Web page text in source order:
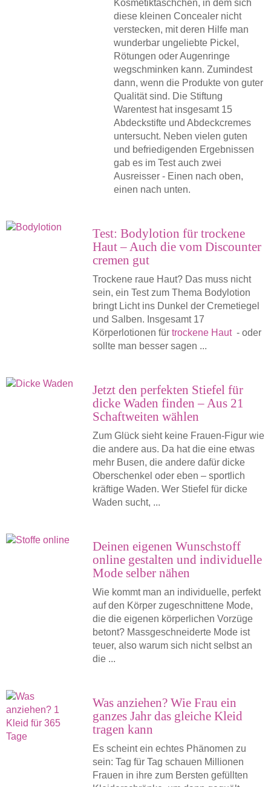
Kosmetiktäschchen, in dem sich
diese kleinen Concealer nicht
verstecken, mit deren Hilfe man
wunderbar ungeliebte Pickel,
Rötungen oder Augenringe
wegschminken kann. Zumindest
dann, wenn die Produkte von guter
Qualität sind. Die Stiftung
Warentest hat insgesamt 15
Abdeckstifte und Abdeckcremes
untersucht. Neben vielen guten
und befriedigenden Ergebnissen
gab es im Test auch zwei
Ausreisser - Einen nach oben,
einen nach unten.
Test: Bodylotion für trockene
Haut – Auch die vom Discounter
cremen gut
Trockene raue Haut? Das muss nicht
sein, ein Test zum Thema Bodylotion
bringt Licht ins Dunkel der Cremetiegel
und Salben. Insgesamt 17
Körperlotionen für trockene Haut- oder
sollte man besser sagen ...
Jetzt den perfekten Stiefel für
dicke Waden finden – Aus 21
Schaftweiten wählen
Zum Glück sieht keine Frauen-Figur wie
die andere aus. Da hat die eine etwas
mehr Busen, die andere dafür dicke
Oberschenkel oder eben – sportlich
kräftige Waden. Wer Stiefel für dicke
Waden sucht, ...
Deinen eigenen Wunschstoff
online gestalten und individuelle
Mode selber nähen
Wie kommt man an individuelle, perfekt
auf den Körper zugeschnittene Mode,
die die eigenen körperlichen Vorzüge
betont? Massgeschneiderte Mode ist
teuer, also warum sich nicht selbst an
die ...
Was anziehen? Wie Frau ein
ganzes Jahr das gleiche Kleid
tragen kann
Es scheint ein echtes Phänomen zu
sein: Tag für Tag schauen Millionen
Frauen in ihre zum Bersten gefüllten